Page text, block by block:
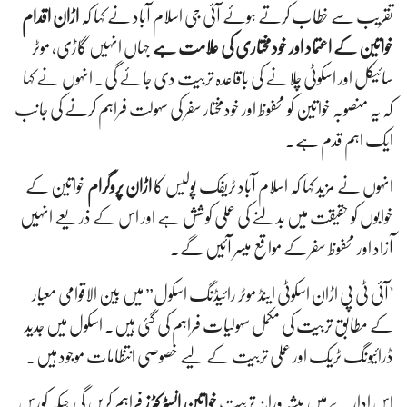
تقریب سے خطاب کرتے ہوئے آئی جی اسلام آباد نے کہا کہ اڑان اقدام
خواتین کے اعتماد اور خودمختاری کی علامت ہے جہاں انہیں گاڑی، موٹر
سائیکل اور اسکوٹی چلانے کی باقاعدہ تربیت دی جائے گی۔ انہوں نے کہا
کہ یہ منصوبہ خواتین کو محفوظ اور خودمختار سفر کی سہولت فراہم کرنے کی جانب
ایک اہم قدم ہے۔
انہوں نے مزید کہا کہ اسلام آباد ٹریفک پولیس کااڑان پروگرام خواتین کے
خوابوں کو حقیقت میں بدلنے کی عملی کوشش ہے اور اس کے ذریعے انہیں
آزاد اور محفوظ سفر کے مواقع میسر آئیں گے۔
"آئی ٹی پی اڑان اسکوٹی اینڈ موٹر رائیڈنگ اسکول” میں بین الاقوامی معیار
کے مطابق تربیت کی مکمل سہولیات فراہم کی گئی ہیں۔ اسکول میں جدید
ڈرائیونگ ٹریک اور عملی تربیت کے لیے خصوصی انتظامات موجود ہیں۔
اس ادارے میں پیشہ ورانہ تربیت خواتین انسٹرکٹرز فراہم کریں گی جبکہ کورس